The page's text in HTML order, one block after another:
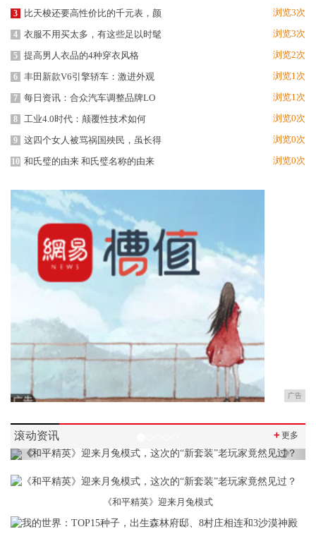
3 比天梭还要高性价比的千元表，颜 浏览3次
4 衣服不用买太多，有这些足以时髦 浏览3次
5 提高男人衣品的4种穿衣风格 浏览2次
6 丰田新款V6引擎轿车：激进外观 浏览1次
7 每日资讯：合众汽车调整品牌LO 浏览1次
8 工业4.0时代：颠覆性技术如何 浏览0次
9 这四个女人被骂祸国殃民，虽长得 浏览0次
10 和氏璧的由来 和氏璧名称的由来 浏览0次
广告
滚动资讯 ＋更多
Previous Next
《和平精英》迎来月兔模式